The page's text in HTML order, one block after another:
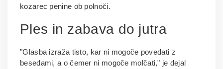
kozarec penine ob polnoči.
Ples in zabava do jutra
"Glasba izraža tisto, kar ni mogoče povedati z
besedami, a o čemer ni mogoče molčati," je dejal